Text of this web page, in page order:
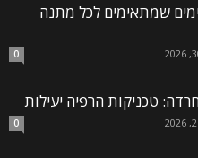
שמתאימים לכל מתנה
0
טכניקות הרפיה יעילות
0